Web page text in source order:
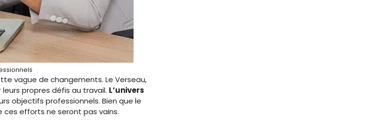
vague de changements. Le Verseau,
propres défis au travail. L’univers
objectifs professionnels. Bien que le
efforts ne seront pas vains.